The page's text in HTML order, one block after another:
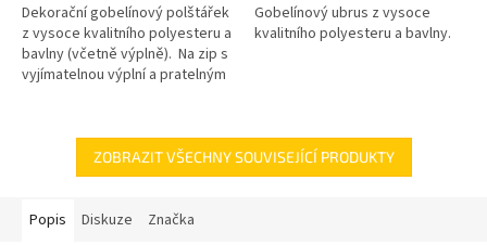
Dekorační gobelínový polštářek
z vysoce kvalitního polyesteru a
bavlny (včetně výplně). Na zip s
vyjímatelnou výplní a pratelným
Gobelínový ubrus z vysoce
kvalitního polyesteru a bavlny.
ZOBRAZIT VŠECHNY SOUVISEJÍCÍ PRODUKTY
Popis Diskuze Značka